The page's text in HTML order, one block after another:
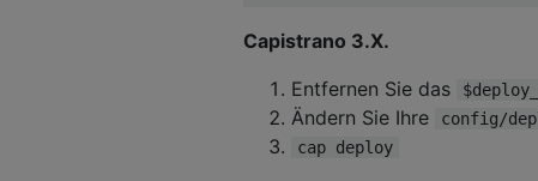
Capistrano 3.X.
Entfernen Sie das
Ändern Sie Ihre
config/
cap deploy